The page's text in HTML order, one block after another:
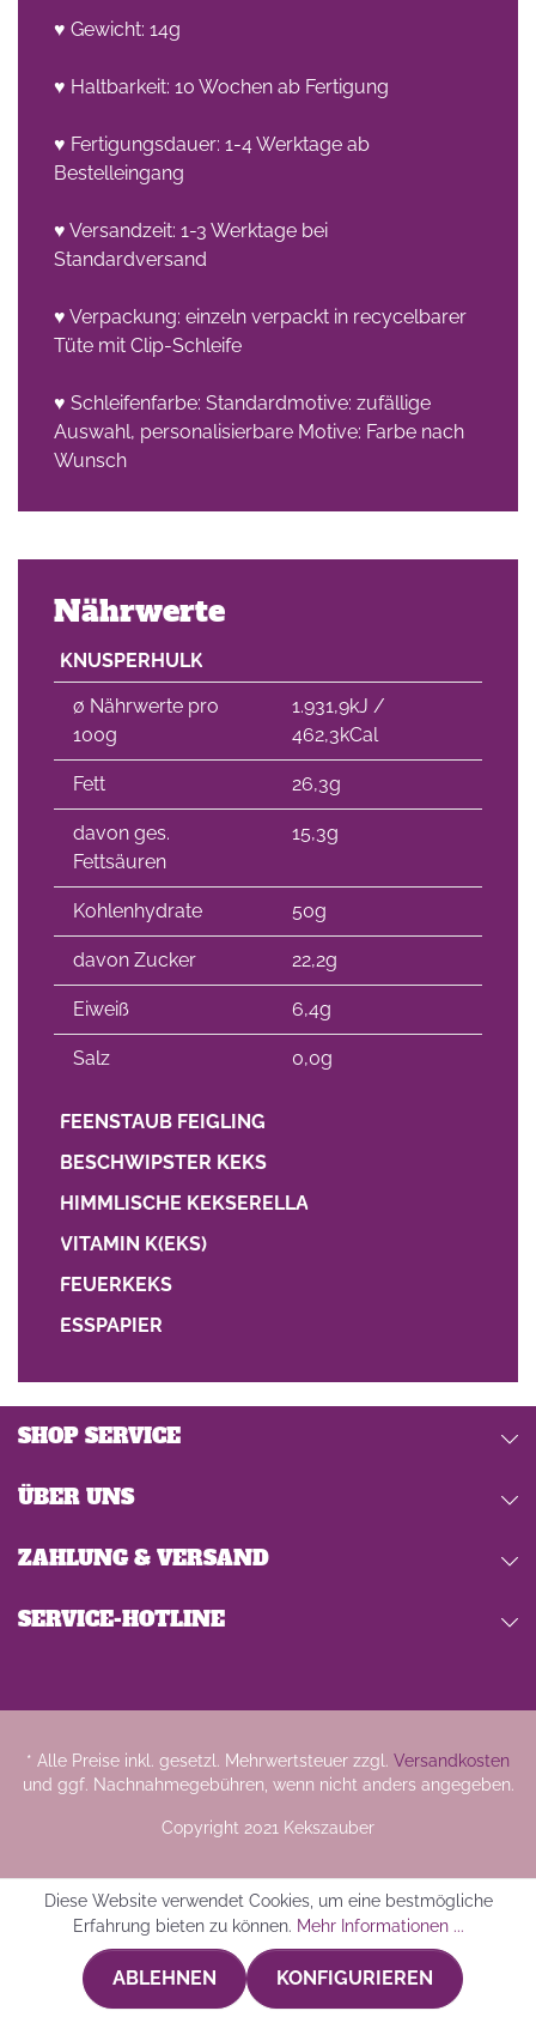
♥ Gewicht: 14g
♥ Haltbarkeit: 10 Wochen ab Fertigung
♥ Fertigungsdauer: 1-4 Werktage ab
Bestelleingang
♥ Versandzeit: 1-3 Werktage bei
Standardversand
♥ Verpackung: einzeln verpackt in recycelbarer
Tüte mit Clip-Schleife
♥ Schleifenfarbe: Standardmotive: zufällige
Auswahl, personalisierbare Motive: Farbe nach
Wunsch
Nährwerte
KNUSPERHULK
∅ Nährwerte pro
100g
1.931,9kJ /
462,3kCal
Fett 26,3g
davon ges.
Fettsäuren
15,3g
Kohlenhydrate 50g
davon Zucker 22,2g
Eiweiß 6,4g
Salz 0,0g
FEENSTAUB FEIGLING
BESCHWIPSTER KEKS
HIMMLISCHE KEKSERELLA
VITAMIN K(EKS)
FEUERKEKS
ESSPAPIER
SERVICE-HOTLINE
SHOP SERVICE
ÜBER UNS
ZAHLUNG & VERSAND
* Alle Preise inkl. gesetzl. Mehrwertsteuer zzgl. Versandkosten
und ggf. Nachnahmegebühren, wenn nicht anders angegeben.
Copyright 2021 Kekszauber
Diese Website verwendet Cookies, um eine bestmögliche
Erfahrung bieten zu können. Mehr Informationen ...
ABLEHNEN KONFIGURIEREN